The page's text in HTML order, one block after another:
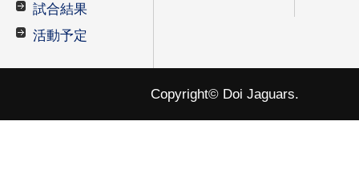
試合結果
活動予定
Copyright© Doi Jaguars.